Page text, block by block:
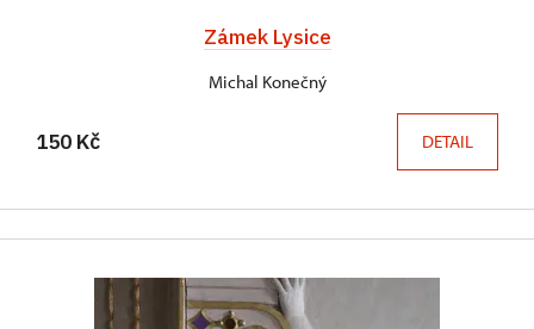
Zámek Lysice
Michal Konečný
150 Kč DETAIL